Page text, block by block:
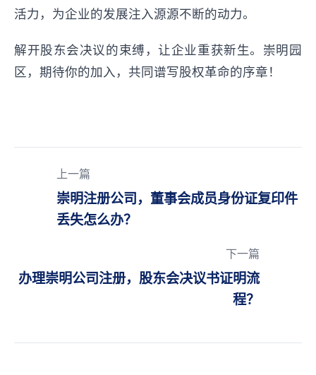
活力，为企业的发展注入源源不断的动力。
解开股东会决议的束缚，让企业重获新生。崇明园
区，期待你的加入，共同谱写股权革命的序章！
上一篇
崇明注册公司，董事会成员身份证复印件
丢失怎么办？
下一篇
办理崇明公司注册，股东会决议书证明流
程？